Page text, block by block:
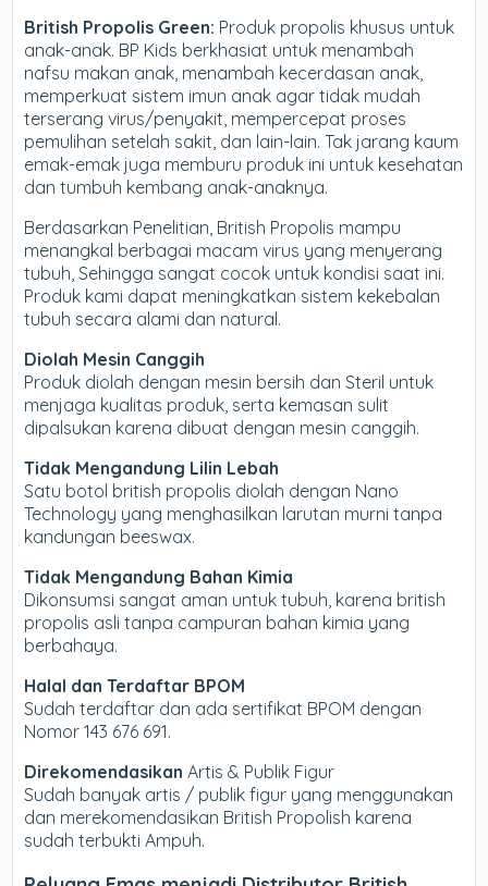
British Propolis Green: Produk propolis khusus untuk
anak-anak. BP Kids berkhasiat untuk menambah
nafsu makan anak, menambah kecerdasan anak,
memperkuat sistem imun anak agar tidak mudah
terserang virus/penyakit, mempercepat proses
pemulihan setelah sakit, dan lain-lain. Tak jarang kaum
emak-emak juga memburu produk ini untuk kesehatan
dan tumbuh kembang anak-anaknya.
Berdasarkan Penelitian, British Propolis mampu
menangkal berbagai macam virus yang menyerang
tubuh, Sehingga sangat cocok untuk kondisi saat ini.
Produk kami dapat meningkatkan sistem kekebalan
tubuh secara alami dan natural.
Diolah Mesin Canggih
Produk diolah dengan mesin bersih dan Steril untuk
menjaga kualitas produk, serta kemasan sulit
dipalsukan karena dibuat dengan mesin canggih.
Tidak Mengandung Lilin Lebah
Satu botol british propolis diolah dengan Nano
Technology yang menghasilkan larutan murni tanpa
kandungan beeswax.
Tidak Mengandung Bahan Kimia
Dikonsumsi sangat aman untuk tubuh, karena british
propolis asli tanpa campuran bahan kimia yang
berbahaya.
Halal dan Terdaftar BPOM
Sudah terdaftar dan ada sertifikat BPOM dengan
Nomor 143 676 691.
Direkomendasikan Artis & Publik Figur
Sudah banyak artis / publik figur yang menggunakan
dan merekomendasikan British Propolish karena
sudah terbukti Ampuh.